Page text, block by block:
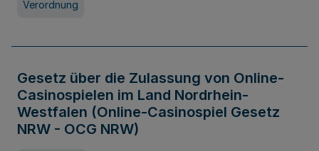
Verordnung
Gesetz über die Zulassung von Online-
Casinospielen im Land Nordrhein-
Westfalen (Online-Casinospiel Gesetz
NRW - OCG NRW)